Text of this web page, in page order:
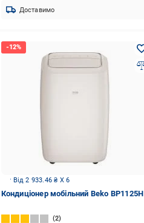
Доставимо
Від 2 933.46 ₴ X 6
Кондиціонер мобільний Beko BP1125H
2